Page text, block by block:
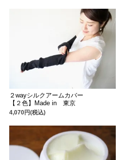
２wayシルクアームカバー
【２色】Made in 東京
4,070円(税込)